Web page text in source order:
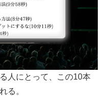
人にとって、この10本
る。